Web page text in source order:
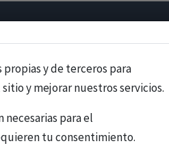
y de terceros para
y mejorar nuestros servicios.
necesarias para el
tu consentimiento.